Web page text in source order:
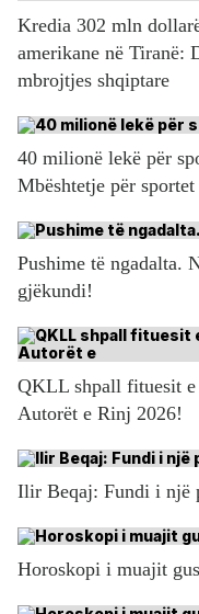
Kredia 302 mln
amerikane në Tiranë:
mbrojtjes shqiptare
40 milionë lekë për
Mbështetje për
Pushime të ngadalta.
gjëkundi!
QKLL shpall fituesit
Autorët e Rinj 2026!
Ilir Beqaj: Fundi i një
Horoskopi i muajit